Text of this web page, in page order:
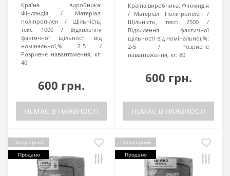
Країна виробника:
Фінляндія
Матеріал:
поліпропілен
Щільність,
текс:
1000
Відхилення
фактичної щільності від
номінальної,%:
2-5
Розривне навантаження, кг:
40
600 грн.
НЕМАЄ В НАЯВНОСТІ
Країна виробника: Фінляндія
Матеріал:
Поліпропілен
Щільність, текс:
2500
Відхилення фактичної
щільності від номінальної,%:
2-5
Розривне
навантаження, кг: 80
600 грн.
НЕМАЄ В НАЯВНОСТІ
Популярний
Продано
Популярний
Продано